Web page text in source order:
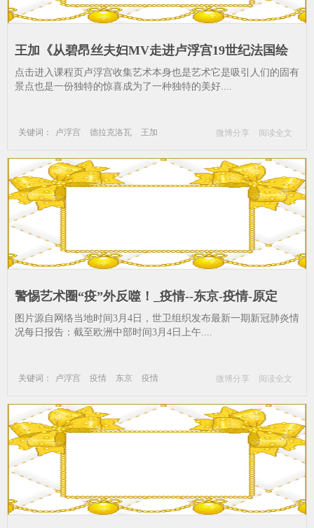
王加《从碧昂丝夫妇MV走进卢浮宫19世纪法国绘
画》_德拉克洛瓦-王加-碧昂斯-籍里柯--列支敦士登-
博物馆-画院
点击进入课程页卢浮宫收集艺术本身也是艺术它是吸引人们的固有
景点也是一份独特的惊喜成为了一种独特的美好....
关键词： 卢浮宫 德拉克洛瓦
王加
博物馆
画院
微博分享 阅读全文
警惕艺术圈“疫”外反噬！_疫情--东京-疫情-原定
图片源自网络当地时间3月4日，世卫组织发布最新一期新冠肺炎情
况每日报告：截至欧洲中部时间3月4日上午....
关键词： 卢浮宫 疫情 东京
疫情
微博分享 阅读全文